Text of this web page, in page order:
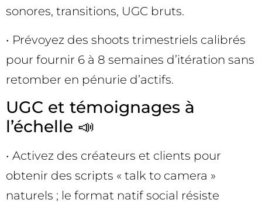
sonores, transitions, UGC bruts.
• Prévoyez des shoots trimestriels calibrés
pour fournir 6 à 8 semaines d’itération sans
retomber en pénurie d’actifs.
UGC et témoignages à
l’échelle 📣
• Activez des créateurs et clients pour
obtenir des scripts « talk to camera »
naturels ; le format natif social résiste